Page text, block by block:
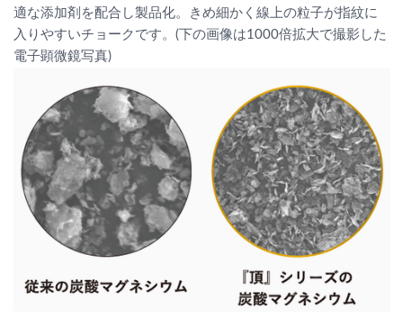
適な添加剤を配合し製品化。きめ細かく線上の粒子が指紋に
入りやすいチョークです。(下の画像は1000倍拡大で撮影した
電子顕微鏡写真)